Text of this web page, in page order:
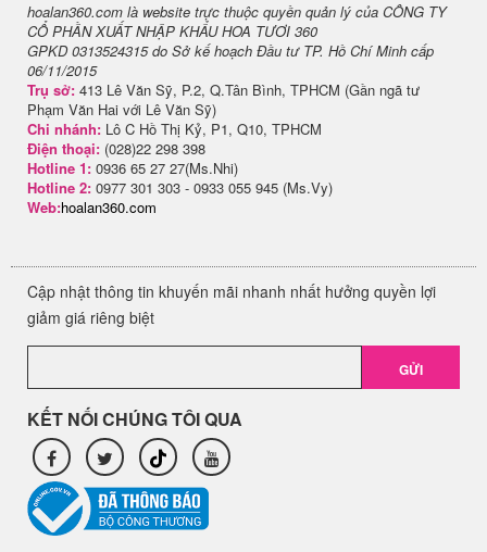
hoalan360.com là website trực thuộc quyền quản lý của CÔNG TY
CỔ PHẦN XUẤT NHẬP KHẨU HOA TƯƠI 360
GPKD 0313524315 do Sở kế hoạch Đầu tư TP. Hồ Chí Minh cấp
06/11/2015
Trụ sở: 413 Lê Văn Sỹ, P.2, Q.Tân Bình, TPHCM (Gần ngã tư
Phạm Văn Hai với Lê Văn Sỹ)
Chi nhánh: Lô C Hồ Thị Kỷ, P1, Q10, TPHCM
Điện thoại: (028)22 298 398
Hotline 1: 0936 65 27 27(Ms.Nhi)
Hotline 2: 0977 301 303 - 0933 055 945 (Ms.Vy)
Web:hoalan360.com
Cập nhật thông tin khuyến mãi nhanh nhất hưởng quyền lợi
giảm giá riêng biệt
GỬI
KẾT NỐI CHÚNG TÔI QUA